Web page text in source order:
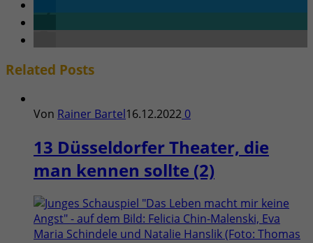
Related Posts
Von Rainer Bartel16.12.2022 0
13 Düsseldorfer Theater, die
man kennen sollte (2)